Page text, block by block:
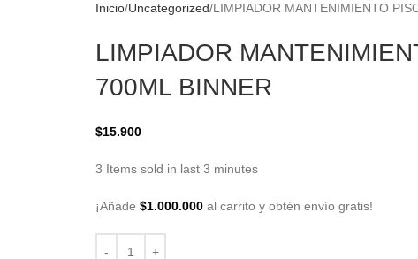
Inicio Uncategorized LIMPIADOR MANTENIMIENTO
LIMPIADOR
700ML BINNER
$15.900
3 Items sold in last 3 minutes
¡Añade $1.000.000 al carrito y obtén envío gratis!